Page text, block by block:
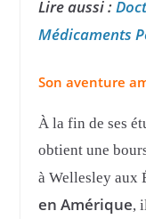
Lire aussi :
Médicaments
Son aventure
À la fin de ses
obtient une
à Wellesley aux
en Amérique,